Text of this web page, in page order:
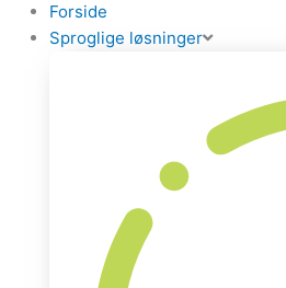
Forside
Sproglige løsninger